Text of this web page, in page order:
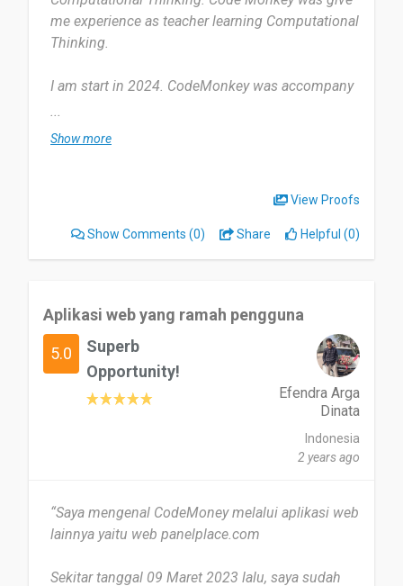
me experience as teacher learning Computational
Thinking.
I am start in 2024. CodeMonkey was accompany
week. This session is adjusted to the lecturer's
teaching schedule and the assignments
patterns from the most basic things. Thanks to
its simple appearance and directions, as a
Maybe the monkey I dislike. Haha, but never mind
it's funny.
I'll recommend, provide experience to students
...
Show more
View Proofs
Show Comments (0) Share Helpful (0)
Aplikasi web yang ramah pengguna
5.0
Superb
Opportunity!
Efendra Arga
Dinata
Indonesia
2 years ago
“Saya mengenal CodeMoney melalui aplikasi web
lainnya yaitu web panelplace.com
Sekitar tanggal 09 Maret 2023 lalu, saya sudah